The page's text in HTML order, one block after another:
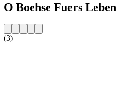
O Boehse Fuers Leben
(3)